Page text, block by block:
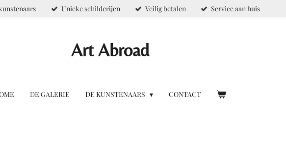
Unieke schilderijen Veilig betalen Service aan huis
Art Abroad
DE GALERIE DE KUNSTENAARS CONTACT